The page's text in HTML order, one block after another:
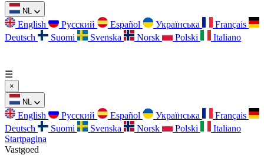
NL
English Русский Español Українська
Français
Deutsch
Suomi Svenska Norsk Polski Italiano
☰
×
NL
English Русский Español Українська
Français
Deutsch
Suomi Svenska Norsk Polski
Italiano
Startpagina
Vastgoed